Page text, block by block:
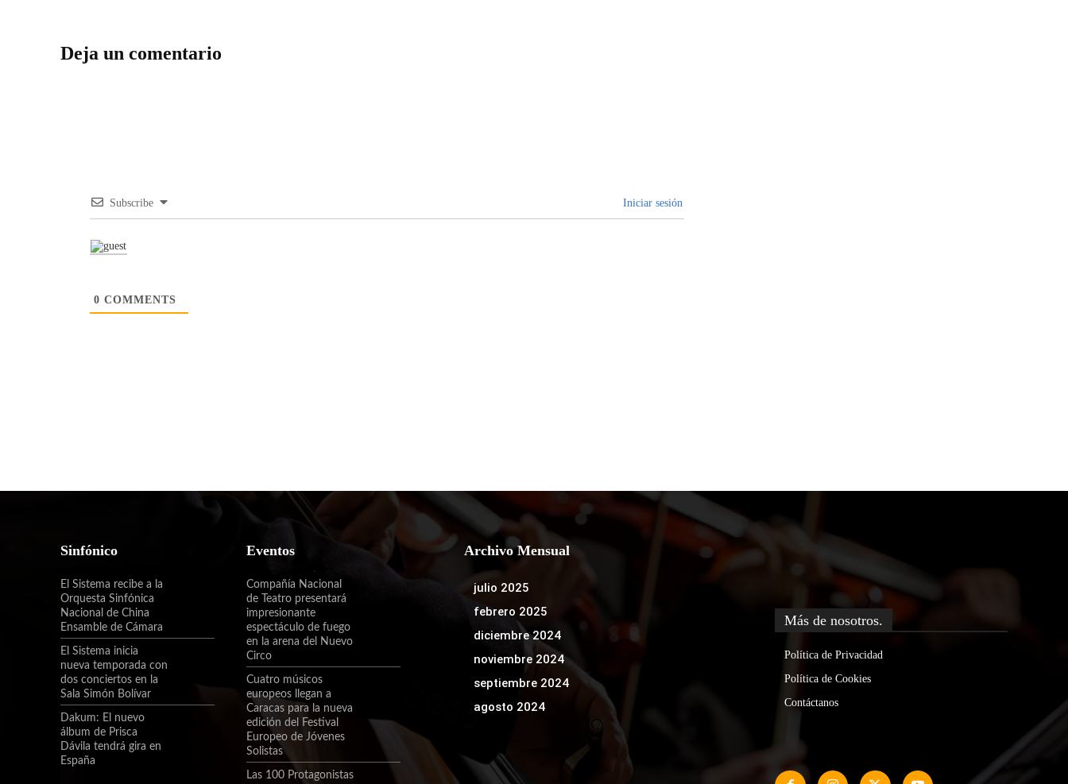
Deja un comentario
Subscribe Iniciar sesión
0 COMMENTS
Sinfónico
El Sistema recibe a la
Orquesta Sinfónica
Nacional de China
Ensamble de Cámara
El Sistema inicia
nueva temporada con
dos conciertos en la
Sala Simón Bolívar
Dakum: El nuevo
álbum de Prisca
Dávila tendrá gira en
España
Eventos
Compañía Nacional
de Teatro presentará
impresionante
espectáculo de fuego
en la arena del Nuevo
Circo
Cuatro músicos
europeos llegan a
Caracas para la nueva
edición del Festival
Europeo de Jóvenes
Solistas
Las 100 Protagonistas
Archivo Mensual
julio 2025
febrero 2025
diciembre 2024
noviembre 2024
septiembre 2024
agosto 2024
Más de nosotros.
Política de Privacidad
Política de Cookies
Contáctanos